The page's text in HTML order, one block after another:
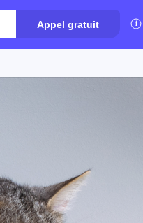
Appel gratuit